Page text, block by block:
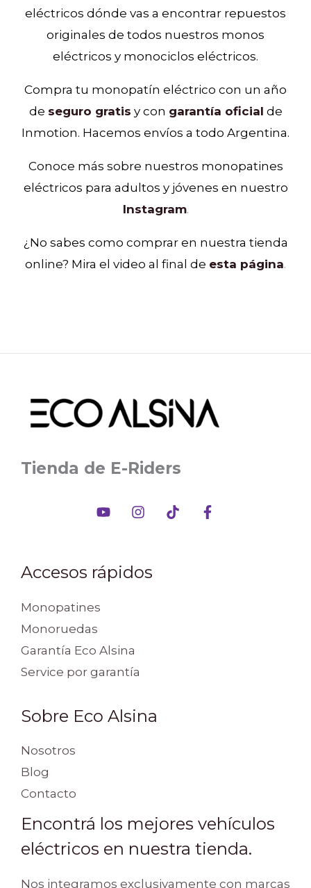
eléctricos dónde vas a encontrar repuestos
originales de todos nuestros monos
eléctricos y monociclos eléctricos.
Compra tu monopatín eléctrico con un año
de seguro gratis y con garantía oficial de
Inmotion. Hacemos envíos a todo Argentina.
Conoce más sobre nuestros monopatines
eléctricos para adultos y jóvenes en nuestro
Instagram.
¿No sabes como comprar en nuestra tienda
online? Mira el video al final de esta página.
Tienda de E-Riders
Accesos rápidos
Monopatines
Monoruedas
Garantía Eco Alsina
Service por garantía
Sobre Eco Alsina
Nosotros
Blog
Contacto
Encontrá los mejores vehículos
eléctricos en nuestra tienda.
Nos integramos exclusivamente con marcas